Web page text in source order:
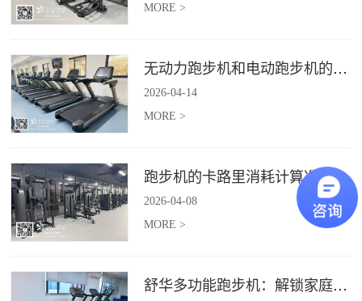
MORE >
无动力跑步机和电动跑步机的区别是什么？
2026-04-14
MORE >
跑步机的卡路里消耗计算准确吗？
2026-04-08
MORE >
舒华多功能跑步机：解锁家庭健身新体验（体楷体育）